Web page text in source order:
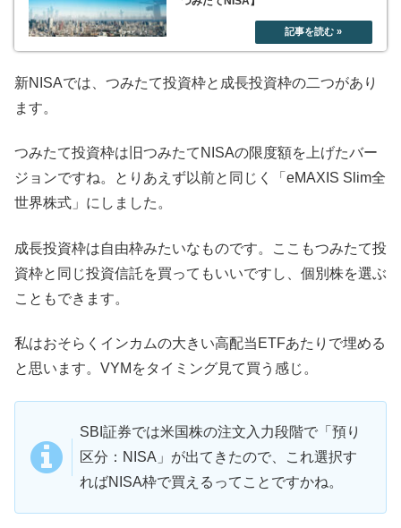
新NISAでは、つみたて投資枠と成長投資枠の二つがあり
ます。
つみたて投資枠は旧つみたてNISAの限度額を上げたバー
ジョンですね。とりあえず以前と同じく「eMAXIS Slim全
世界株式」にしました。
成長投資枠は自由枠みたいなものです。ここもつみたて投
資枠と同じ投資信託を買ってもいいですし、個別株を選ぶ
こともできます。
私はおそらくインカムの大きい高配当ETFあたりで埋める
と思います。VYMをタイミング見て買う感じ。
SBI証券では米国株の注文入力段階で「預り
区分：NISA」が出てきたので、これ選択す
ればNISA枠で買えるってことですかね。